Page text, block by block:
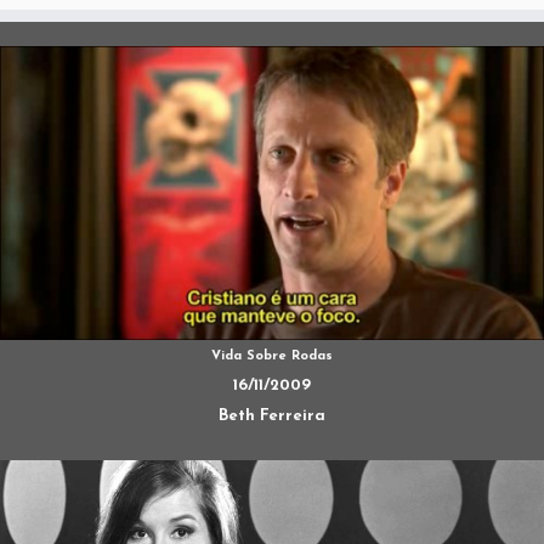
Vida Sobre Rodas
16/11/2009
Beth Ferreira